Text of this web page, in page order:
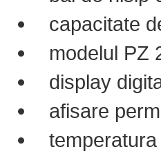
capacitate
modelul PZ
display
afisare